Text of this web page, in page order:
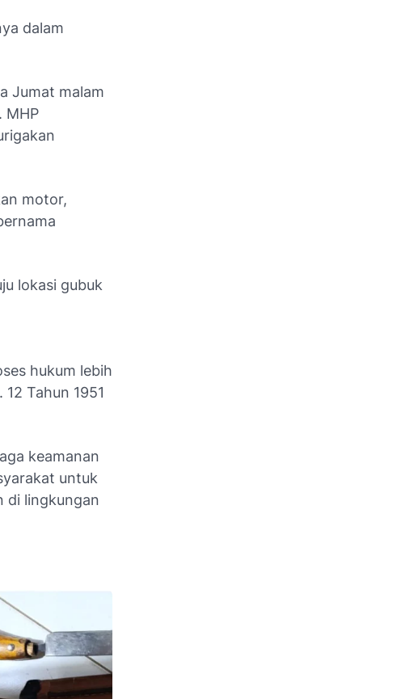
dalam
Jumat malam
MHP
motor,
lokasi gubuk
hukum lebih
Tahun 1951
keamanan
untuk
di lingkungan